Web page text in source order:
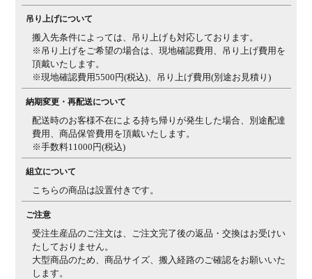
吊り上げについて
搬入先条件によっては、吊り上げも対応しております。
※吊り上げをご希望の場合は、現地確認費用、吊り上げ費用を
頂戴いたします。
※現地確認費用5500円(税込)、吊り上げ費用(別途お見積り)
納期変更・再配送について
配送時のお客様不在による持ち帰りが発生した場合、別途配達
費用、商品保管費用を頂戴いたします。
※手数料11000円(税込)
組立について
こちらの商品は設置付きです。
ご注意
受注生産品のご注文は、ご注文完了後の返品・交換はお受けい
たしておりません。
大型商品のため、商品サイズ、搬入経路のご確認をお願いいた
します。